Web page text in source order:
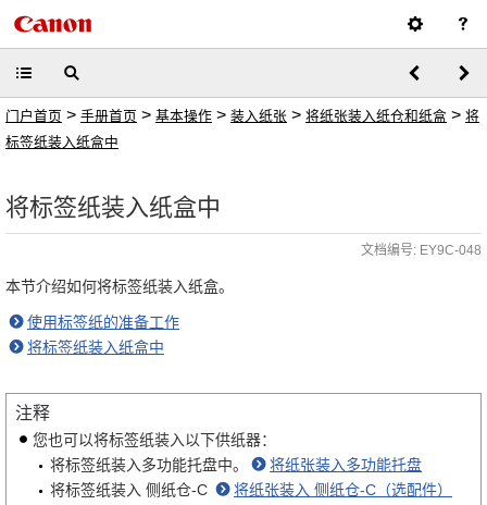
门户首页 > 手册首页 > 基本操作 > 装入纸张 > 将纸张装入纸仓和纸盒 > 将
标签纸装入纸盒中
将标签纸装入纸盒中
文档编号: EY9C-048
本节介绍如何将标签纸装入纸盒。
使用标签纸的准备工作
将标签纸装入纸盒中
注释
您也可以将标签纸装入以下供纸器：
将标签纸装入多功能托盘中。
将纸张装入多功能托盘
将标签纸装入 侧纸仓-C
将纸张装入 侧纸仓-C（选配件）